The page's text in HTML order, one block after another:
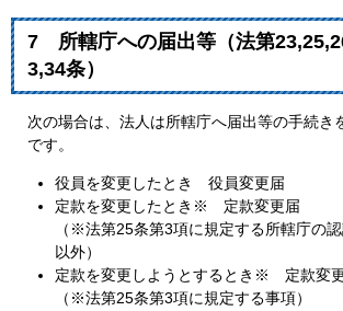
7 所轄庁への届出等（法第
3,34条）
次の場合は、法人は所轄庁へ届出等の手続き
です。
役員を変更したとき 役員変更届
定款を変更したとき※ 定款変更届
（※法第25条第3項に規定する所轄庁の
以外）
定款を変更しようとするとき※ 定款変
（※法第25条第3項に規定する事項）